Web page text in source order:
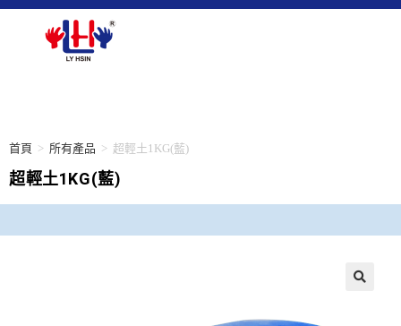
首頁 > 所有產品 > 超輕土1KG(藍)
超輕土1KG(藍)